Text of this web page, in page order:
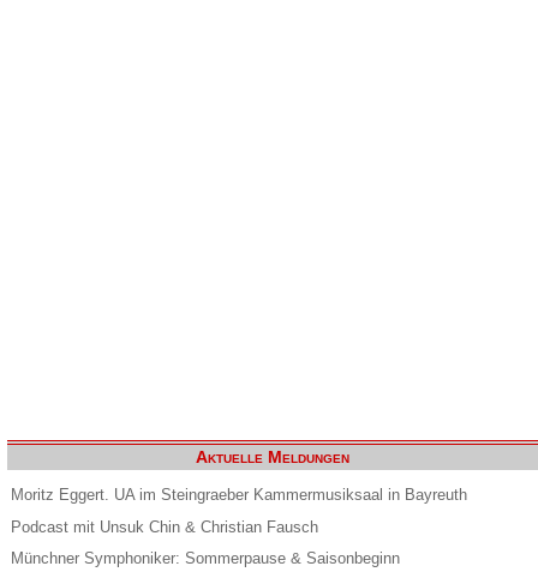
Aktuelle Meldungen
Moritz Eggert. UA im Steingraeber Kammermusiksaal in Bayreuth
Podcast mit Unsuk Chin & Christian Fausch
Münchner Symphoniker: Sommerpause & Saisonbeginn